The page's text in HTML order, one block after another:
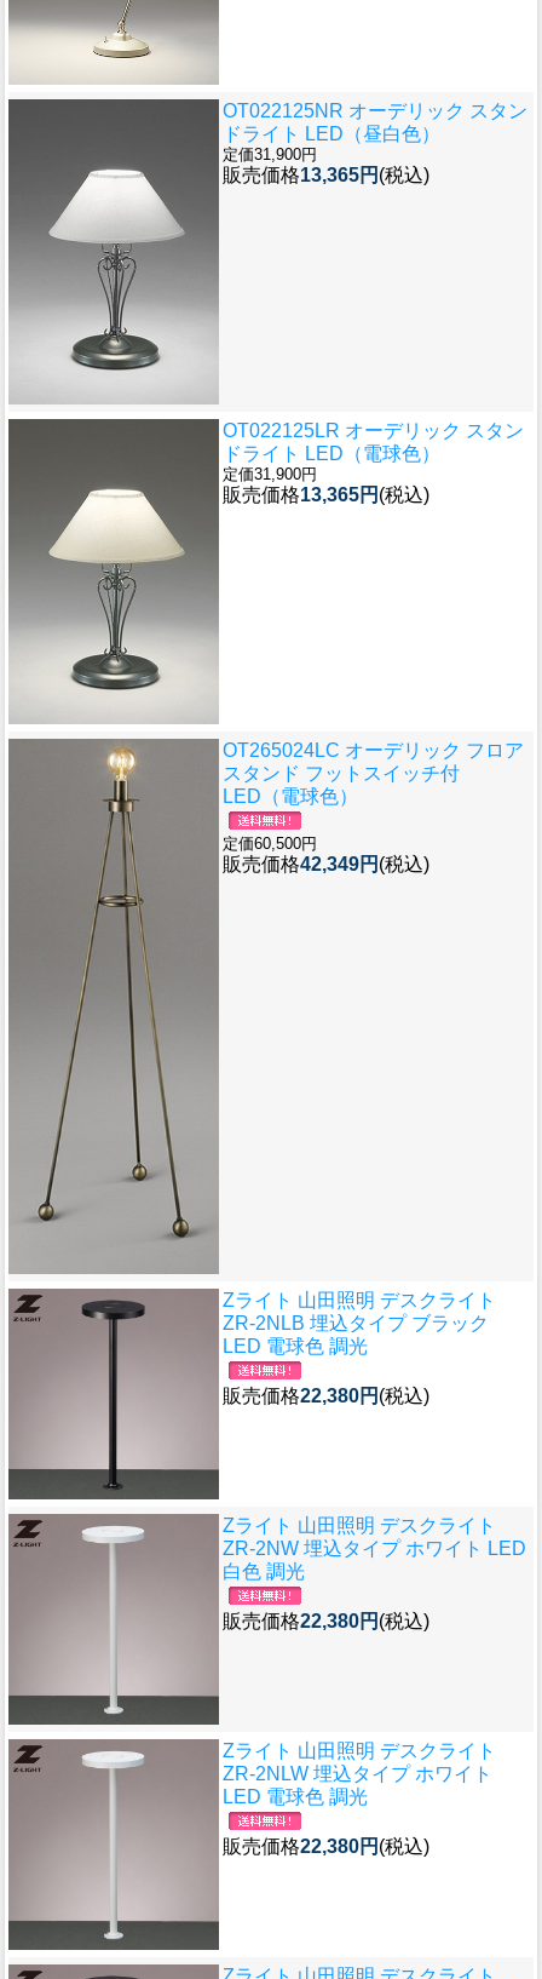
OT022125NR オーデリック スタン
ドライト LED（昼白色）
定価31,900円
販売価格13,365円 (税込)
OT022125LR オーデリック スタン
ドライト LED（電球色）
定価31,900円
販売価格13,365円 (税込)
OT265024LC オーデリック フロア
スタンド フットスイッチ付
LED（電球色）
定価60,500円
販売価格42,349円 (税込)
Zライト 山田照明 デスクライト
ZR-2NLB 埋込タイプ ブラック
LED 電球色 調光
販売価格22,380円 (税込)
Zライト 山田照明 デスクライト
ZR-2NW 埋込タイプ ホワイト LED
白色 調光
販売価格22,380円 (税込)
Zライト 山田照明 デスクライト
ZR-2NLW 埋込タイプ ホワイト
LED 電球色 調光
販売価格22,380円 (税込)